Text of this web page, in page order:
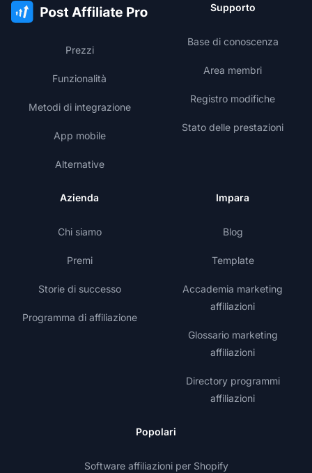
Prezzi
Funzionalità
Metodi di integrazione
App mobile
Alternative
Supporto
Base di conoscenza
Area membri
Registro modifiche
Stato delle prestazioni
Azienda
Chi siamo
Premi
Storie di successo
Programma di affiliazione
Impara
Blog
Template
Accademia marketing
affiliazioni
Glossario marketing
affiliazioni
Directory programmi
affiliazioni
Popolari
Software affiliazioni per Shopify